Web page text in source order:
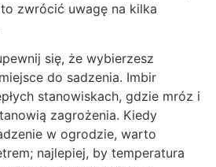
zwrócić uwagę na kilka
się, że wybierzesz
do sadzenia. Imbir
stanowiskach, gdzie mróz i
zagrożenia. Kiedy
w ogrodzie, warto
najlepiej, by temperatura